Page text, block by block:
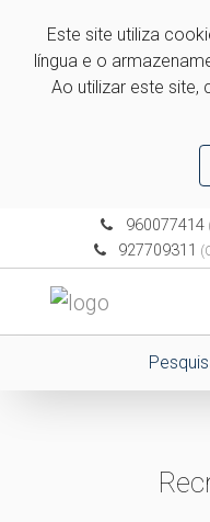
Este site utiliza
língua e o
Ao utilizar este site,
960077414
927709311